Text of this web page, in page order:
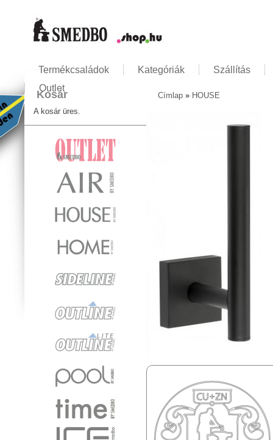
Termékcsaládok Kategóriák
Szállítás
Outlet
Kosár
A kosár üres.
Jelenlegi hely
Címlap » HOUSE